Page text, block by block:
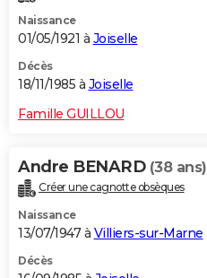
Naissance
01/05/1921 à Joiselle
Décès
18/11/1985 à Joiselle
Famille GUILLOU
Andre BENARD (38 ans)
Créer une cagnotte obsèques
Naissance
13/07/1947 à Villiers-sur-Marne
Décès